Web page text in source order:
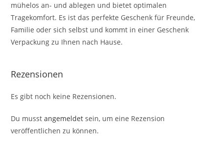
mühelos an- und ablegen und bietet optimalen
Tragekomfort. Es ist das perfekte Geschenk für Freunde,
Familie oder sich selbst und kommt in einer Geschenk
Verpackung zu Ihnen nach Hause.
Rezensionen
Es gibt noch keine Rezensionen.
Du musstangemeldet sein, um eine Rezension
veröffentlichen zu können.